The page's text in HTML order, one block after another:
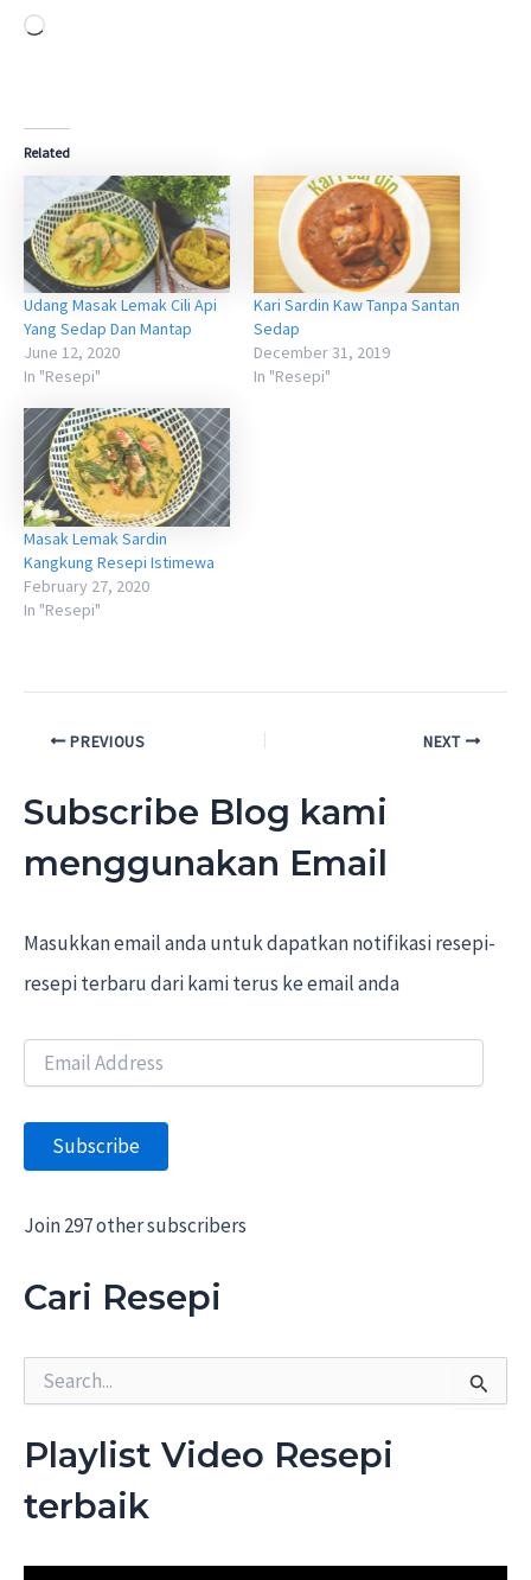
Loading…
Related
Udang Masak Lemak Cili Api
Yang Sedap Dan Mantap
June 12, 2020
In "Resepi"
Kari Sardin Kaw Tanpa Santan
Sedap
December 31, 2019
In "Resepi"
Masak Lemak Sardin
Kangkung Resepi Istimewa
February 27, 2020
In "Resepi"
Post PREVIOUS NEXT
Subscribe Blog kami
menggunakan Email
Masukkan email anda untuk dapatkan notifikasi resepi-
resepi terbaru dari kami terus ke email anda
E
i
A
d
r
s
s
Subscribe
Join 297 other subscribers
Cari Resepi
r
f
Playlist Video Resepi
terbaik